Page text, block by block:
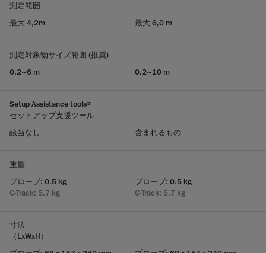
測定範囲
最大 4,2m
最大 6,0 m
測定対象物サイズ範囲 (推奨)
0.2~6 m
0.2~10 m
Setup Assistance tools(3)
セットアップ支援ツール
該当なし
含まれるもの
重量
プローブ: 0.5 kg
C-Track: 5.7 kg
プローブ: 0.5 kg
C-Track: 5.7 kg
寸法
（LxWxH）